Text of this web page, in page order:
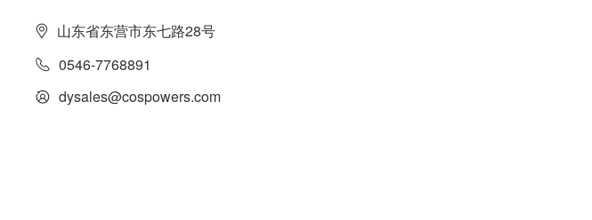
山东省东营市东七路28号
0546-7768891
dysales@cospowers.com